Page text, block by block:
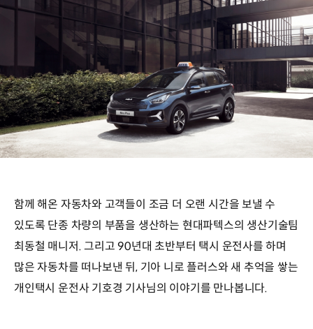
함께 해온 자동차와 고객들이 조금 더 오랜 시간을 보낼 수
있도록 단종 차량의 부품을 생산하는 현대파텍스의 생산기술팀
최동철 매니저. 그리고 90년대 초반부터 택시 운전사를 하며
많은 자동차를 떠나보낸 뒤, 기아 니로 플러스와 새 추억을 쌓는
개인택시 운전사 기호경 기사님의 이야기를 만나봅니다.